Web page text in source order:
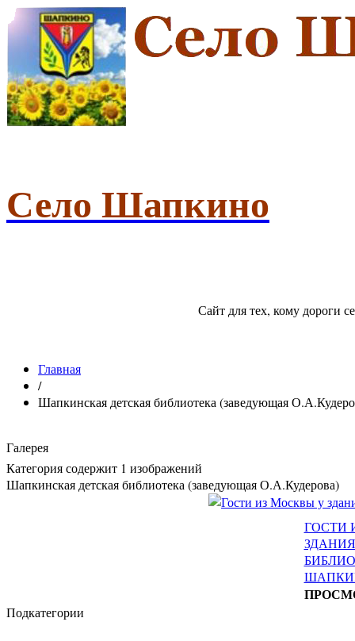
Село Шапкино
Сайт для тех, кому дороги
Главная
/
Шапкинская детская библиотека (заведующая
Галерея
Категория содержит 1 изображений
Шапкинская детская библиотека (заведующая О.А.Кудерова)
ГОСТИ
Подкатегории